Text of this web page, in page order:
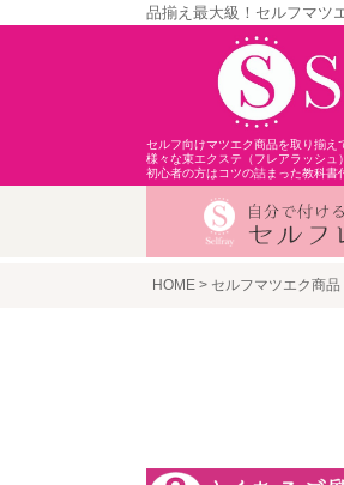
品揃え最大級！セルフマツ
セルフ向けマツエク商品を取り揃え
様々な束エクステ（フレアラッシュ
初心者の方はコツの詰まった教科書
HOME セルフマツエク商品